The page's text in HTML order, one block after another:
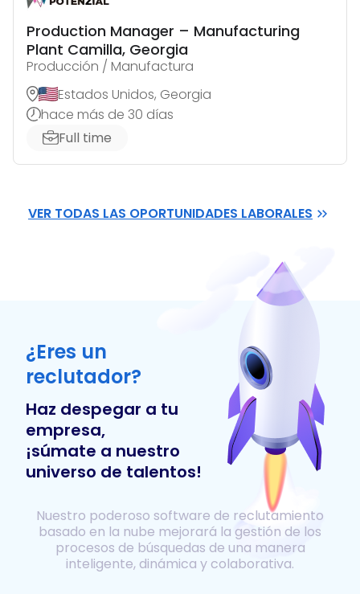
Production Manager – Manufacturing
Plant Camilla, Georgia
Producción / Manufactura
Estados Unidos, Georgia
hace más de 30 días
Full time
VER TODAS LAS OPORTUNIDADES LABORALES
¿Eres un
reclutador?
Haz despegar a tu
empresa,
¡súmate a nuestro
universo de talentos!
Nuestro poderoso software de reclutamiento
basado en la nube mejorará la gestión de los
procesos de búsquedas de una manera
inteligente, dinámica y colaborativa.